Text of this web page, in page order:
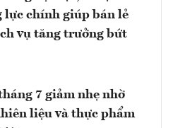
lực chính giúp bán lẻ
vụ tăng trưởng bứt
7 giảm nhẹ nhờ
liệu và thực phẩm